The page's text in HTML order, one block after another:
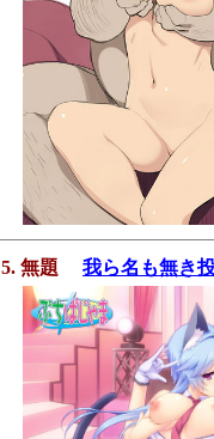
5. 無題 我ら名も無き